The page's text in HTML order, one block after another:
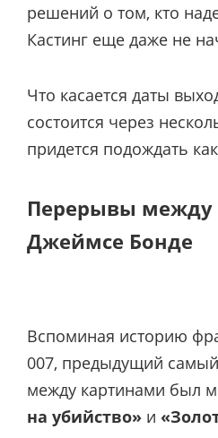
решений о том, кто
Кастинг еще даже не
Что касается даты
состоится через
придется подождать
Перерывы
Джеймсе Бонде
Вспоминая историю
007, предыдущий
между картинами был
на убийство» и